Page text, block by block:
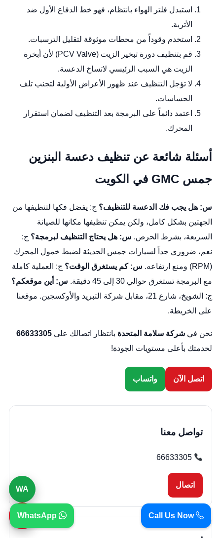
استبدل فلتر الهواء بانتظام، فهو خط الدفاع الأول ضد
الأتربة.
استخدم وقوداً من محطات موثوقة لتقليل الترسبات.
قم بتنظيف دورة تبخير الزيت (PCV Valve) لأن أبخرة
الزيت هي السبب الرئيسي لاتساخ الدعسة.
لا تؤجل التنظيف عند ظهور الأعراض الأولية لتجنب تلف
الحساسات.
اعتمد دائماً على البرمجة بعد التنظيف لضمان استقرار
المحرك.
أسئلة شائعة عن تنظيف دعسة البنزين
جمس GMC في الكويت
س: هل يجب فك الدعسة للتنظيف؟ ج: يفضل فكها لتنظيفها من
الجهتين بشكل كامل، ولكن يمكن تنظيفها مكانها للصيانة
السريعة، بشرط الحرص. س: هل يحتاج التنظيف لبرمجة؟ ج:
نعم، ضروري جداً لسيارات جمس الحديثة لضبط خمول المحرك
(RPM) ومنع ارتفاعه.
س: كم يستغرق الوقت؟ ج: العملية كاملة
مع البرمجة تستغرق حوالي 30 إلى 45 دقيقة.
س: أين موقعكم؟
ج: الشويخ، شارع 21، مقابل شركة التبريد والأوكسجين.
موقعنا
على الخريطة.
نحن في شركة سلامة المتحدة بانتظار اتصالك على 66633305
لخدمتك بأعلى مستويات الجودة!
اتصل الآن واتساب
تواصل معنا
66633305
اتصال WA
☎ Call Us Now